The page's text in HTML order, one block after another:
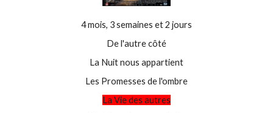
4 mois, 3 semaines et 2 jours
De l'autre côté
La Nuit nous appartient
Les Promesses de l'ombre
La Vie des autres